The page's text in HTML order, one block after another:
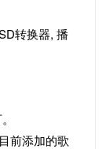
转换器, 播
前添加的歌